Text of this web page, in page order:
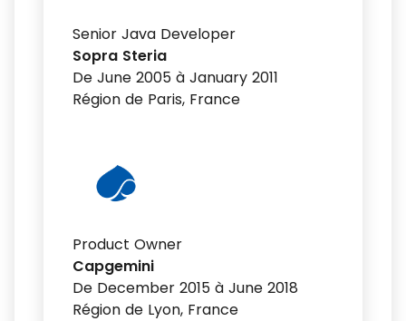
Senior Java Developer
Sopra Steria
De June 2005 à January 2011
Région de Paris, France
Product Owner
Capgemini
De December 2015 à June 2018
Région de Lyon, France